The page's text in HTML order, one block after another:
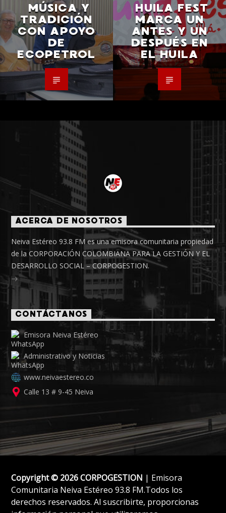
MÚSICA Y
TRADICIÓN
CON APOYO
DE
ECOPETROL
HUILA FEST
MARCA UN
ANTES Y UN
DESPUÉS EN
EL HUILA
ACERCA DE NOSOTROS
Neiva Estéreo 93.8 FM es una emisora comunitaria propiedad
de la CORPORACIÓN COLOMBIANA PARA LA GESTIÓN Y EL
DESARROLLO SOCIAL – CORPOGESTION.
CONTÁCTANOS
Emisora Neiva Estéreo
Administrativo y Noticias
www.neivaestereo.co
Calle 13 # 9-45 Neiva
Copyright © 2026 CORPOGESTION | Emisora
Comunitaria Neiva Estéreo 93.8 FM.Todos los
derechos reservados. Al suscribirte, proporcionas